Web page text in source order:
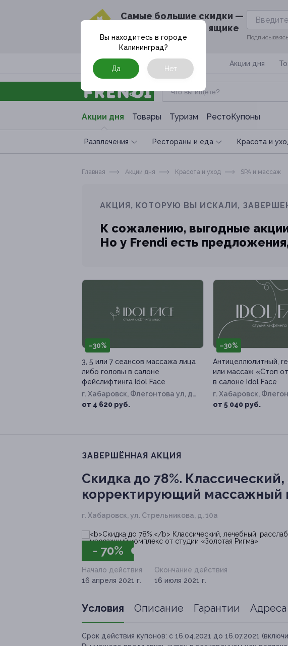
Cамые большие скидки —
в твоём почтовом ящике
Москва Акции дня
Акции дня Товары Туризм РестоКупоны
Развлечения Рестораны и еда Красота и
Вы находитесь в городе
Калининград?
Да Нет
Главная Акции дня Красота и уход SPA и массаж
АКЦИЯ, КОТОРУЮ ВЫ ИСКАЛИ,
К сожалению, выгодные
Но у Frendi есть
–30%
3, 5 или 7 сеансов массажа лица
либо головы в салоне
фейслифтинга Idol Face
г. Хабаровск, Флегонтова ул, д.
2
от 4 620 руб.
–30%
Антицеллюлитный,
или массаж «Стоп
в салоне Idol Face
г. Хабаровск,
2
от 5 040 руб.
ЗАВЕРШЁННАЯ АКЦИЯ
Скидка до 78%.
корректирующий массажный
г. Хабаровск, ул. Стрельникова, д. 10а
- 70%
Начало действия
16 апреля 2021 г.
Окончание действия
16 июля 2021 г.
Условия Описание Гарантии Адреса
Срок действия купонов: с 16.04.2021 до 16.07.2021